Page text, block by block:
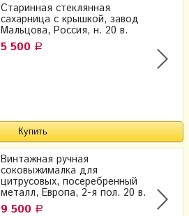
Старинная стеклянная
сахарница с крышкой, завод
Мальцова, Россия, н. 20 в.
5 500 Р
Винтажная ручная
соковыжималка для
цитрусовых, посеребренный
металл, Европа, 2-я пол. 20 в.
9 500 Р